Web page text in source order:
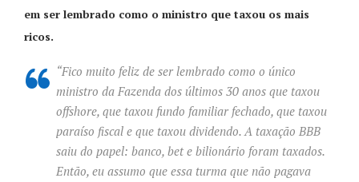
em ser lembrado como o ministro que taxou os mais
ricos.
“Fico muito feliz de ser lembrado como o único
ministro da Fazenda dos últimos 30 anos que taxou
offshore, que taxou fundo familiar fechado, que taxou
paraíso fiscal e que taxou dividendo. A taxação BBB
saiu do papel: banco, bet e bilionário foram taxados.
Então, eu assumo que essa turma que não pagava